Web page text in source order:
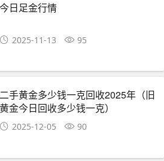
今日足金行情
2025-11-13 95
二手黄金多少钱一克回收2025年（旧
黄金今日回收多少钱一克）
2025-12-05 90